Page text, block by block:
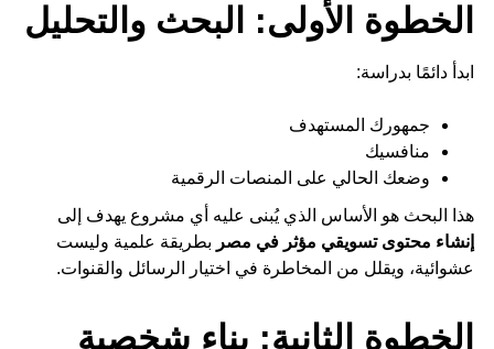
الخطوة الأولى: البحث والتحليل
ابدأ دائمًا بدراسة:
جمهورك المستهدف
منافسيك
وضعك الحالي على المنصات الرقمية
هذا البحث هو الأساس الذي يُبنى عليه أي مشروع يهدف إلى
إنشاء محتوى تسويقي مؤثر في مصر بطريقة علمية وليست
عشوائية، ويقلل من المخاطرة في اختيار الرسائل والقنوات.
الخطوة الثانية: بناء شخصية